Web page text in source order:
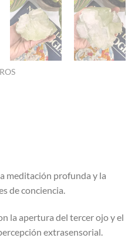
meditación profunda y la
de conciencia.
la apertura del tercer ojo y el
extrasensorial.